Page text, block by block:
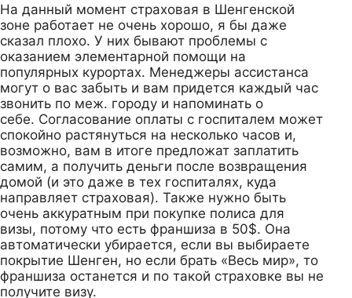
На данный момент страховая в Шенгенской
зоне работает не очень хорошо, я бы даже
сказал плохо. У них бывают проблемы с
оказанием элементарной помощи на
популярных курортах. Менеджеры ассистанса
могут о вас забыть и вам придется каждый час
звонить по меж. городу и напоминать о
себе. Согласование оплаты с госпиталем может
спокойно растянуться на несколько часов и,
возможно, вам в итоге предложат заплатить
самим, а получить деньги после возвращения
домой (и это даже в тех госпиталях, куда
направляет страховая). Также нужно быть
очень аккуратным при покупке полиса для
визы, потому что есть франшиза в 50$. Она
автоматически убирается, если вы выбираете
покрытие Шенген, но если брать «Весь мир», то
франшиза останется и по такой страховке вы не
получите визу.